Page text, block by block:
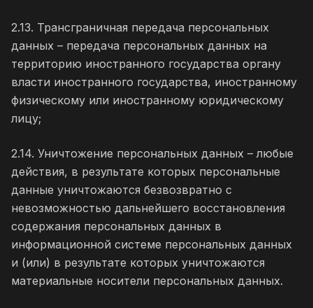
2.13. Трансграничная передача персональных
данных – передача персональных данных на
территорию иностранного государства органу
власти иностранного государства, иностранному
физическому или иностранному юридическому
лицу;
2.14. Уничтожение персональных данных – любые
действия, в результате которых персональные
данные уничтожаются безвозвратно с
невозможностью дальнейшего восстановления
содержания персональных данных в
информационной системе персональных данных
и (или) в результате которых уничтожаются
материальные носители персональных данных.